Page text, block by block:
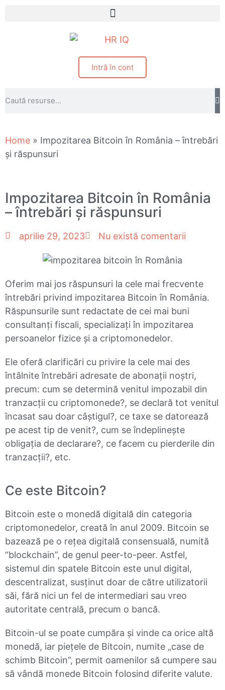
Intră în cont
Home » Impozitarea Bitcoin în România – întrebări
și răspunsuri
Impozitarea Bitcoin în România
– întrebări și răspunsuri
aprilie 29, 2023 Nu există comentarii
Oferim mai jos răspunsuri la cele mai frecvente
întrebări privind impozitarea Bitcoin în România.
Răspunsurile sunt redactate de cei mai buni
consultanți fiscali, specializați în impozitarea
persoanelor fizice și a criptomonedelor.
Ele oferă clarificări cu privire la cele mai des
întâlnite întrebări adresate de abonații noștri,
precum: cum se determină venitul impozabil din
tranzacții cu criptomonede?, se declară tot venitul
încasat sau doar câștigul?, ce taxe se datorează
pe acest tip de venit?, cum se îndeplinește
obligația de declarare?, ce facem cu pierderile din
tranzacții?, etc.
Ce este Bitcoin?
Bitcoin este o monedă digitală din categoria
criptomonedelor, creată în anul 2009. Bitcoin se
bazează pe o rețea digitală consensuală, numită
“blockchain”, de genul peer-to-peer. Astfel,
sistemul din spatele Bitcoin este unul digital,
descentralizat, susținut doar de către utilizatorii
săi, fără nici un fel de intermediari sau vreo
autoritate centrală, precum o bancă.
Bitcoin-ul se poate cumpăra și vinde ca orice altă
monedă, iar piețele de Bitcoin, numite „case de
schimb Bitcoin”, permit oamenilor să cumpere sau
să vândă monede Bitcoin folosind diferite valute.